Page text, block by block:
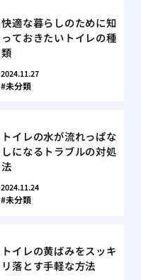
快適な暮らしのために知
っておきたいトイレの種
類
2024.11.27
未分類
トイレの水が流れっぱな
しになるトラブルの対処
法
2024.11.24
未分類
トイレの黄ばみをスッキ
リ落とす手軽な方法